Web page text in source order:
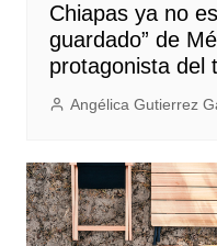
Chiapas ya no
guardado” de
protagonista del
Angélica Gutierrez